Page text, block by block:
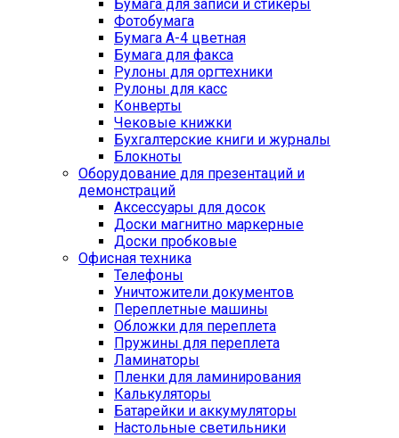
Бумага для записи и стикеры
Фотобумага
Бумага А-4 цветная
Бумага для факса
Рулоны для оргтехники
Рулоны для касс
Конверты
Чековые книжки
Бухгалтерские книги и журналы
Блокноты
Оборудование для презентаций и
демонстраций
Аксессуары для досок
Доски магнитно маркерные
Доски пробковые
Офисная техника
Телефоны
Уничтожители документов
Переплетные машины
Обложки для переплета
Пружины для переплета
Ламинаторы
Пленки для ламинирования
Калькуляторы
Батарейки и аккумуляторы
Настольные светильники